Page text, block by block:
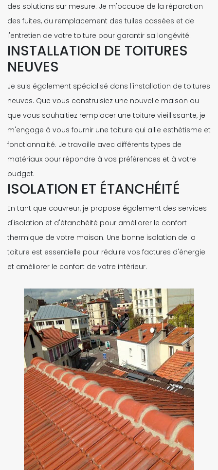
des solutions sur mesure. Je m'occupe de la réparation
des fuites, du remplacement des tuiles cassées et de
l'entretien de votre toiture pour garantir sa longévité.
INSTALLATION DE TOITURES
NEUVES
Je suis également spécialisé dans l'installation de toitures
neuves. Que vous construisiez une nouvelle maison ou
que vous souhaitiez remplacer une toiture vieillissante, je
m'engage à vous fournir une toiture qui allie esthétisme et
fonctionnalité. Je travaille avec différents types de
matériaux pour répondre à vos préférences et à votre
budget.
ISOLATION ET ÉTANCHÉITÉ
En tant que couvreur, je propose également des services
d'isolation et d'étanchéité pour améliorer le confort
thermique de votre maison. Une bonne isolation de la
toiture est essentielle pour réduire vos factures d'énergie
et améliorer le confort de votre intérieur.